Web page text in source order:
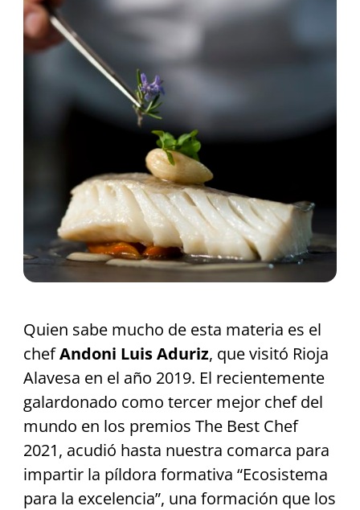
Quien sabe mucho de esta materia es el
chefAndoni Luis Aduriz, que visitó Rioja
Alavesa en el año 2019. El recientemente
galardonado como tercer mejor chef del
mundo en los premios The Best Chef
2021, acudió hasta nuestra comarca para
impartir la píldora formativa “Ecosistema
para la excelencia”, una formación que los